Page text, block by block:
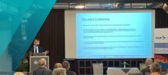
erreichen können, und versprach besondere
Einblicke auf das Werftgelände.